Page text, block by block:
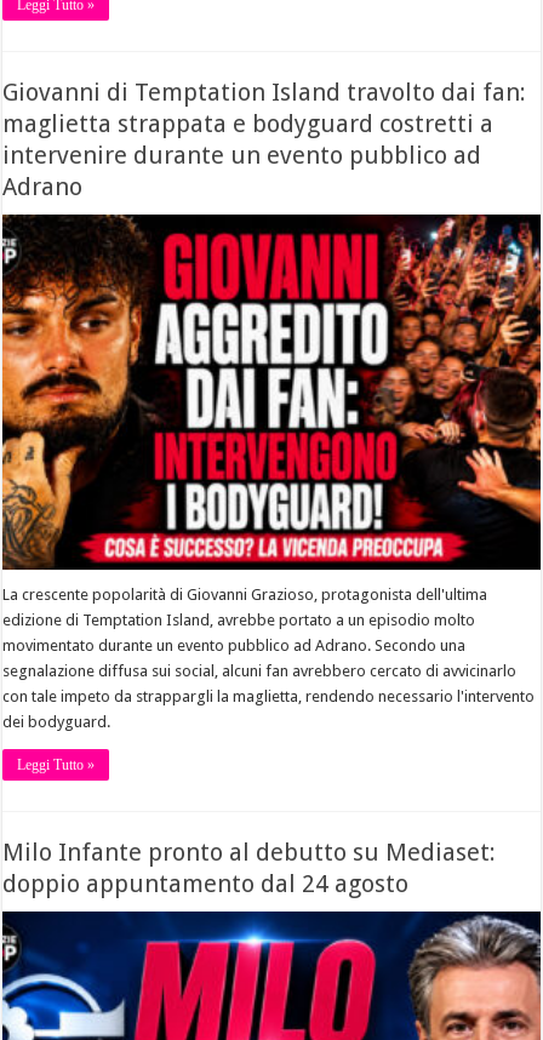
Leggi Tutto »
Giovanni di Temptation Island travolto dai fan:
maglietta strappata e bodyguard costretti a
intervenire durante un evento pubblico ad
Adrano
La crescente popolarità di Giovanni Grazioso, protagonista dell'ultima
edizione di Temptation Island, avrebbe portato a un episodio molto
movimentato durante un evento pubblico ad Adrano. Secondo una
segnalazione diffusa sui social, alcuni fan avrebbero cercato di avvicinarlo
con tale impeto da strappargli la maglietta, rendendo necessario l'intervento
dei bodyguard.
Leggi Tutto »
Milo Infante pronto al debutto su Mediaset:
doppio appuntamento dal 24 agosto